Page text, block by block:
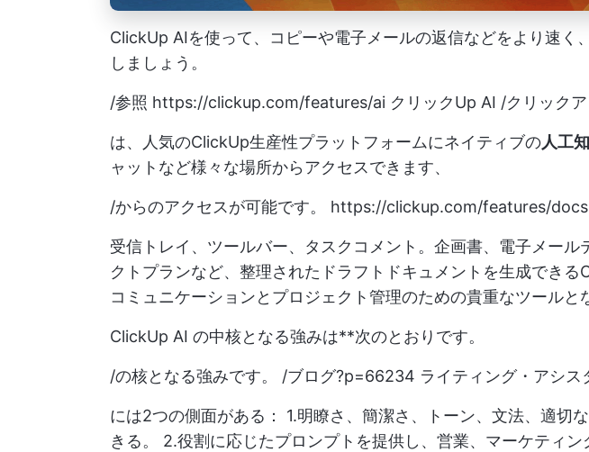
ClickUp AIを使って、コピーや電子メールの返信などをより速く
しましょう。
/参照 https://clickup.com/features/ai クリックUp AI /クリック
は、人気のClickUp生産性プラットフォームにネイティブの人工
ャットなど様々な場所からアクセスできます、
/からのアクセスが可能です。 https://clickup.com/features/docs
受信トレイ、ツールバー、タスクコメント。企画書、電子メール
クトプランなど、整理されたドラフトドキュメントを生成できる
コミュニケーションとプロジェクト管理のための貴重なツールと
ClickUp AI の中核となる強みは**次のとおりです。
/の核となる強みです。 /ブログ?p=66234 ライティング・アシス
には2つの側面がある： 1.明瞭さ、簡潔さ、トーン、文法、適切
きる。 2.役割に応じたプロンプトを提供し、営業、マーケティ